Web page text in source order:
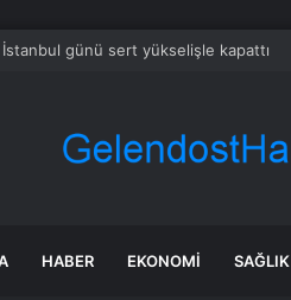
İstanbul günü sert yükselişle kapattı
HABER EKONOMI SAĞLIK